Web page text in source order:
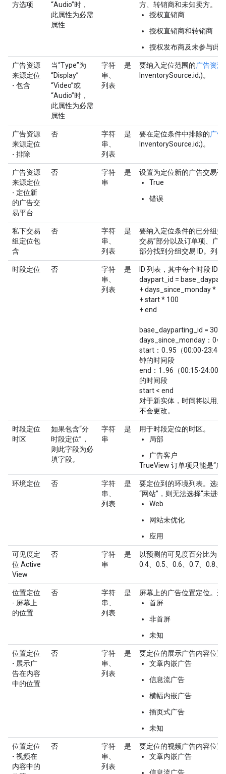
方选项
“Audio”时，
此属性为必需
属性
方、转销商和未知卖方。
授权直销商
授权直销商和转销商
授权发布商及未参与此
广告资源
来源定位
- 包含
当“Type”为
“Display”
“Video”或
“Audio”时，
此属性为必需
属性
字符
串、
列表
是 要纳入定位范围的广告资源
InventorySource.id;)。
广告资源
来源定位
- 排除
否
字符
串、
列表
是 要在定位条件中排除的广告
InventorySource.id;)。
广告资源
来源定位
- 定位新
的广告交
易平台
否
字符
串
是
设置为定位新的广告交易平
True
错误
私下交易
组定位包
含
否
字符
串、
列表
是
要纳入定位条件的已分组交
交易”部分以及订单项、广
部分找到分组交易 ID。列
时段定位 否
字符
串、
列表
是
ID 列表，其中每个时段 ID
daypart_id =
+ days_since_monday *
+ start * 100
+ end
base_dayparting_id =
days_since_monday：0=
start：0..95（00:00-23:45
钟的时间段
end：1..96（00:15-24:00
的时间段
start < end
对于新实体，时间将以用
不会更改。
时段定位
时区
如果包含“分
时段定位”，
则此字段为必
填字段。
字符
串
是
用于时段定位的时区。
局部
广告客户
TrueView 订单项只能是“广
环境定位 否
字符
串、
列表
是
要定位到的环境列表。选
“网站”，则无法选择“未进
Web
网站未优化
应用
可见度定
位 Active
View
否
字符
串
是
以预测的可见度百分比为
0.4、0.5、0.6、0.7、0.8、
位置定位
- 屏幕上
的位置
否
字符
串、
列表
是
屏幕上的广告位置定位。
首屏
非首屏
未知
位置定位
- 展示广
告在内容
中的位置
否
字符
串、
列表
是
要定位的展示广告内容位
文章内嵌广告
信息流广告
横幅内嵌广告
插页式广告
未知
位置定位
- 视频在
内容中的
否
字符
串、
列表
是
要定位的视频广告内容位
文章内嵌广告